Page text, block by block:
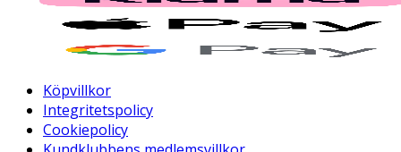
Köpvillkor
Integritetspolicy
Cookiepolicy